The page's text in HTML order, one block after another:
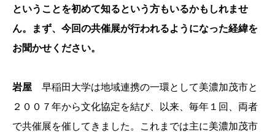
ということを初めて知るという方もいるかもしれませ
ん。まず、今回の共催展が行われるようになった経緯を
お聞かせください。
岩屋 早稲田大学は地域連携の一環として美濃加茂市と
２００７年から文化協定を結び、以来、毎年１回、両者
で共催展を催してきました。これまでは主に美濃加茂市